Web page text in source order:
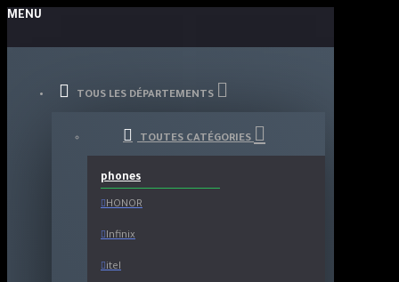
MENU
TOUS LES DÉPARTEMENTS
TOUTES CATÉGORIES
phones
HONOR
Infinix
itel